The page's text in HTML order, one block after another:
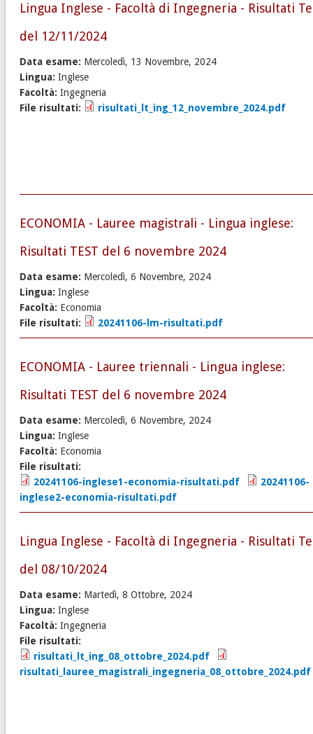
Lingua Inglese - Facoltà di Ingegneria - Risultati
del 12/11/2024
Data esame: Mercoledì, 13 Novembre, 2024
Lingua: Inglese
Facoltà: Ingegneria
File risultati:
risultati_lt_ing_12_novembre_2024.pdf
ECONOMIA - Lauree magistrali - Lingua inglese:
Risultati TEST del 6 novembre 2024
Data esame: Mercoledì, 6 Novembre, 2024
Lingua: Inglese
Facoltà: Economia
File risultati:
20241106-lm-risultati.pdf
ECONOMIA - Lauree triennali - Lingua inglese:
Risultati TEST del 6 novembre 2024
Data esame: Mercoledì, 6 Novembre, 2024
Lingua: Inglese
Facoltà: Economia
File risultati:
20241106-inglese1-economia-risultati.pdf
20241106-
inglese2-economia-risultati.pdf
Lingua Inglese - Facoltà di Ingegneria - Risultati
del 08/10/2024
Data esame: Martedì, 8 Ottobre, 2024
Lingua: Inglese
Facoltà: Ingegneria
File risultati:
risultati_lt_ing_08_ottobre_2024.pdf
risultati_lauree_magistrali_ingegneria_08_ottobre_2024.pdf